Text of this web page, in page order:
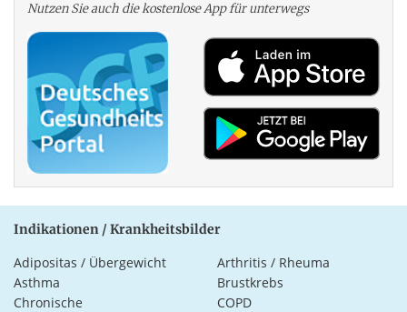
Nutzen Sie auch die kosten­lose App für unterwegs
Indikationen / Krankheitsbilder
Adipositas / Übergewicht
Arthritis / Rheuma
Asthma
Brustkrebs
Chronische
COPD